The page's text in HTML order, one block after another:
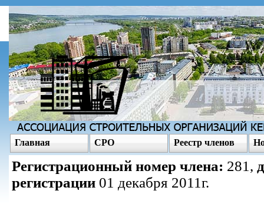
Главная СРО Реестр членов
Регистрационный номер члена: 281,
регистрации 01 декабря 2011г.